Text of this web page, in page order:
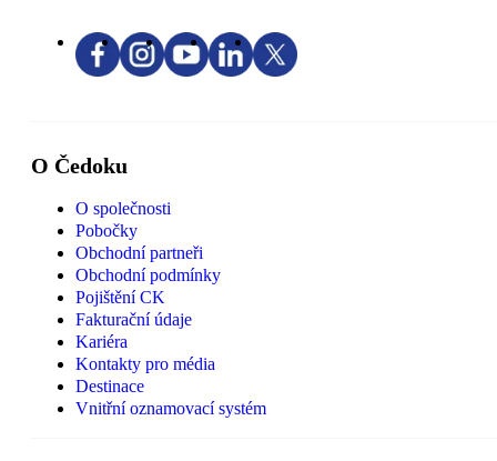
O Čedoku
O společnosti
Pobočky
Obchodní partneři
Obchodní podmínky
Pojištění CK
Fakturační údaje
Kariéra
Kontakty pro média
Destinace
Vnitřní oznamovací systém